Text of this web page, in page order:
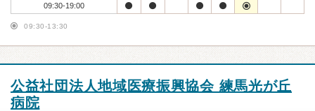
09:30-19:00
09:30-13:30
公益社団法人地域医療振興協会 練馬光が丘
病院